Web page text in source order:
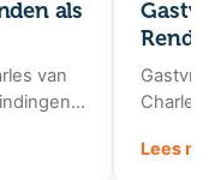
als
van
Charles
Lees